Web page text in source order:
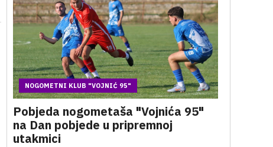
NOGOMETNI KLUB "VOJNIĆ 95"
Pobjeda nogometaša "Vojnića 95"
na Dan pobjede u pripremnoj
utakmici